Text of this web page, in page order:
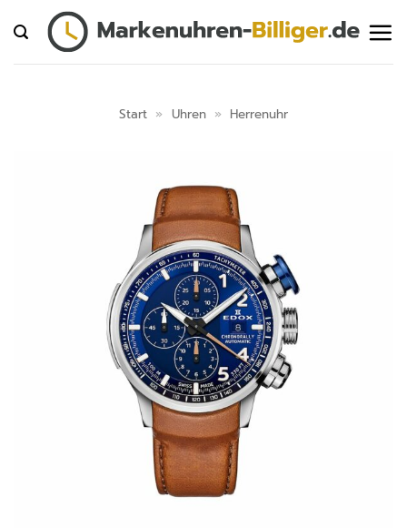
Inhalt
springen
Start » Uhren » Herrenuhr